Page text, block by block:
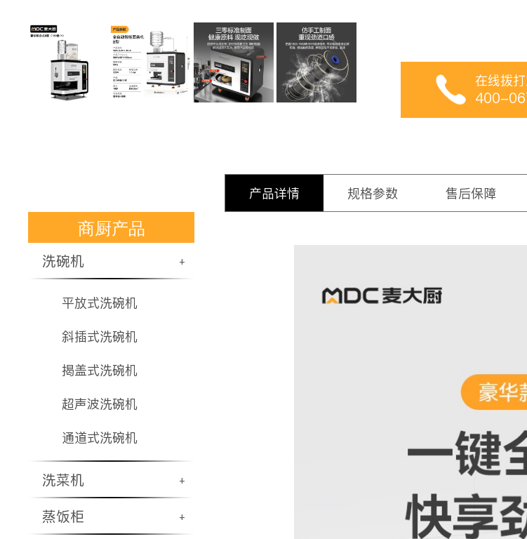
在线拨
400-
商厨产品
洗碗机 +
平放式洗碗机
斜插式洗碗机
揭盖式洗碗机
超声波洗碗机
通道式洗碗机
洗菜机 +
蒸饭柜 +
产品详情 规格参数 售后保障